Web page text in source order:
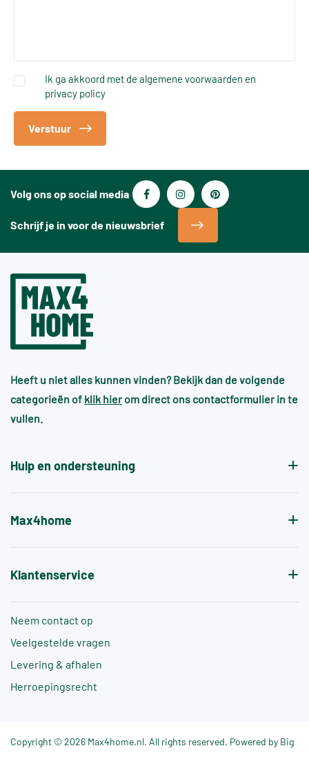
Ik ga akkoord met de algemene voorwaarden en
privacy policy
Volg ons op social media
Schrijf je in voor de nieuwsbrief
Heeft u niet alles kunnen vinden? Bekijk dan de volgende
categorieën of klik hier om direct ons contactformulier in te
vullen.
Hulp en ondersteuning
Max4home
Klantenservice
Neem contact op
Veelgestelde vragen
Levering & afhalen
Herroepingsrecht
Copyright © 2026 Max4home.nl. All rights reserved. Powered by Big